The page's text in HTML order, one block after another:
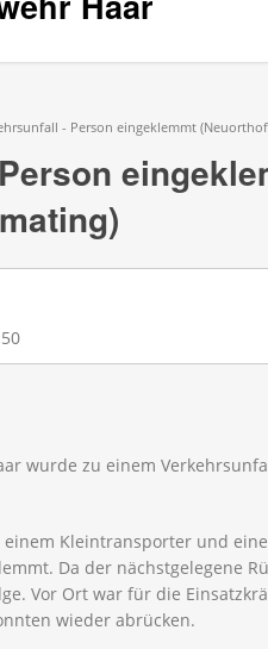
- Person eingeklemmt
wurde zu einem
Kleintransporter und
Da der nächstgelegene
Vor Ort war für die
wieder abrücken.